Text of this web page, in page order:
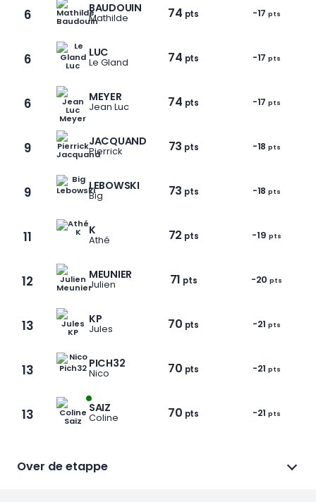
1 / 9
6 BAUDOUIN
Mathilde 74 pts -17 pts
6 LUC
Le Gland 74 pts -17 pts
6 MEYER
Jean Luc 74 pts -17 pts
9 JACQUAND
Pierrick 73 pts -18 pts
9 LEBOWSKI
Big 73 pts -18 pts
11 K
Athé 72 pts -19 pts
12 MEUNIER
Julien 71 pts -20 pts
13 KP
Jules 70 pts -21 pts
13 PICH32
Nico 70 pts -21 pts
13 SAIZ
Coline 70 pts -21 pts
Over de etappe